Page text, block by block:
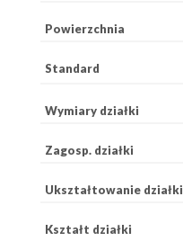
Powierzchnia
Standard
Wymiary działki
Zagosp. działki
Ukształtowanie działki
Kształt działki